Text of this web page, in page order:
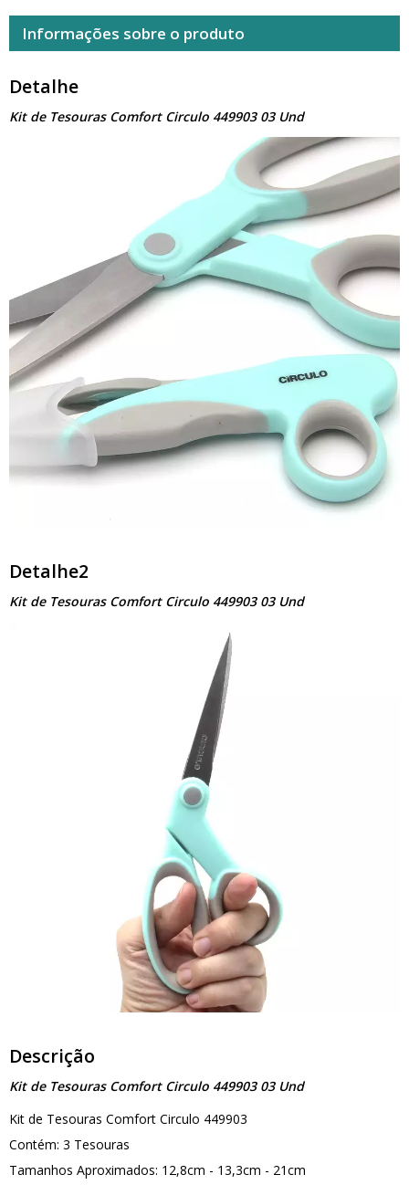
Informações sobre o produto
Detalhe
Kit de Tesouras Comfort Circulo 449903 03 Und
Detalhe2
Kit de Tesouras Comfort Circulo 449903 03 Und
Descrição
Kit de Tesouras Comfort Circulo 449903 03 Und
Kit de Tesouras Comfort Circulo 449903
Contém: 3 Tesouras
Tamanhos Aproximados: 12,8cm - 13,3cm - 21cm